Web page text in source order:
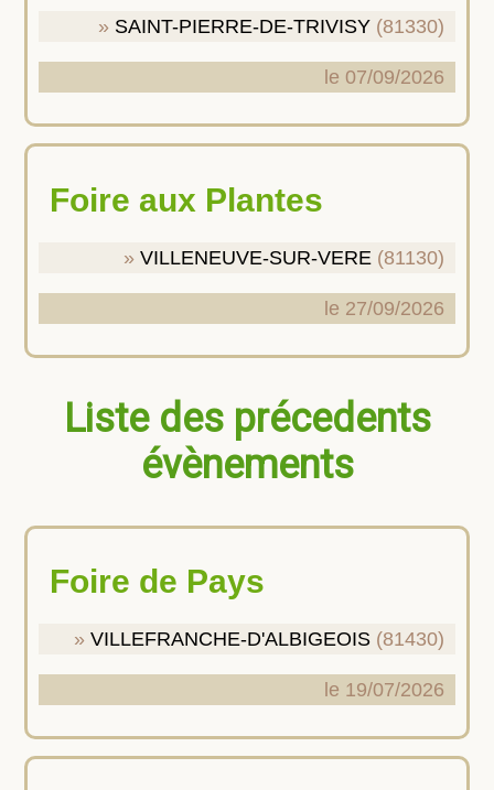
SAINT-PIERRE-DE-TRIVISY (81330)
le 07/09/2026
Foire aux Plantes
VILLENEUVE-SUR-VERE (81130)
le 27/09/2026
Liste des précedents
évènements
Foire de Pays
VILLEFRANCHE-D'ALBIGEOIS (81430)
le 19/07/2026